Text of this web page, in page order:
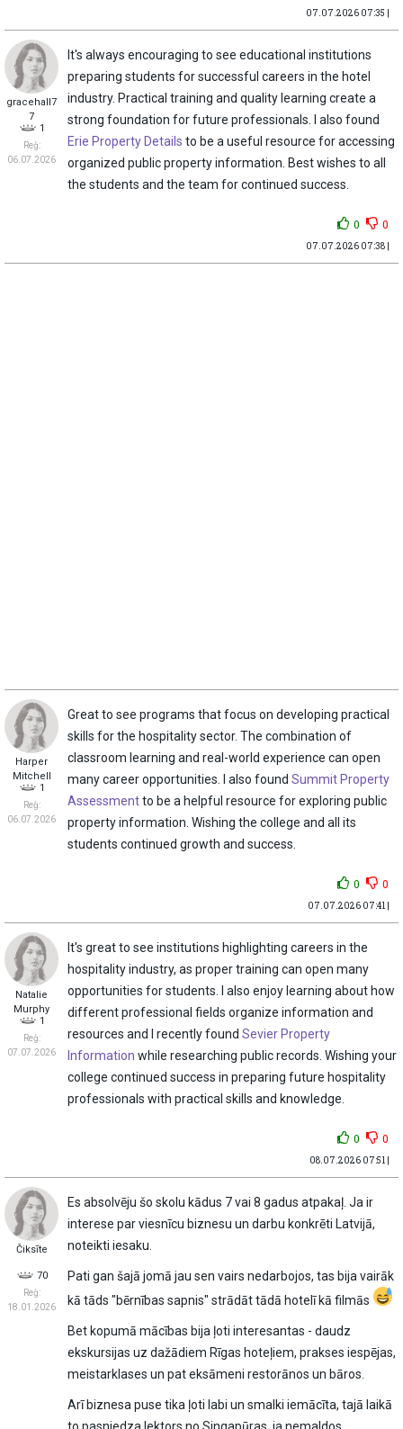
07.07.2026 07:35 |
gracehall7
7
1
Reģ:
06.07.2026
It's always encouraging to see educational institutions
preparing students for successful careers in the hotel
industry. Practical training and quality learning create a
strong foundation for future professionals. I also found
Erie Property Details to be a useful resource for accessing
organized public property information. Best wishes to all
the students and the team for continued success.
0 0
07.07.2026 07:38 |
Harper
Mitchell
1
Reģ:
06.07.2026
Great to see programs that focus on developing practical
skills for the hospitality sector. The combination of
classroom learning and real-world experience can open
many career opportunities. I also found Summit Property
Assessmentto be a helpful resource for exploring public
property information. Wishing the college and all its
students continued growth and success.
0 0
07.07.2026 07:41 |
Natalie
Murphy
1
Reģ:
07.07.2026
It's great to see institutions highlighting careers in the
hospitality industry, as proper training can open many
opportunities for students. I also enjoy learning about how
different professional fields organize information and
resources and I recently found Sevier Property
Information while researching public records. Wishing your
college continued success in preparing future hospitality
professionals with practical skills and knowledge.
0 0
08.07.2026 07:51 |
Čiksīte
70
Reģ:
18.01.2026
Es absolvēju šo skolu kādus 7 vai 8 gadus atpakaļ. Ja ir
interese par viesnīcu biznesu un darbu konkrēti Latvijā,
noteikti iesaku.
Pati gan šajā jomā jau sen vairs nedarbojos, tas bija vairāk
kā tāds "bērnības sapnis" strādāt tādā hotelī kā filmās
Bet kopumā mācības bija ļoti interesantas - daudz
ekskursijas uz dažādiem Rīgas hoteļiem, prakses iespējas,
meistarklases un pat eksāmeni restorānos un bāros.
Arī biznesa puse tika ļoti labi un smalki iemācīta, tajā laikā